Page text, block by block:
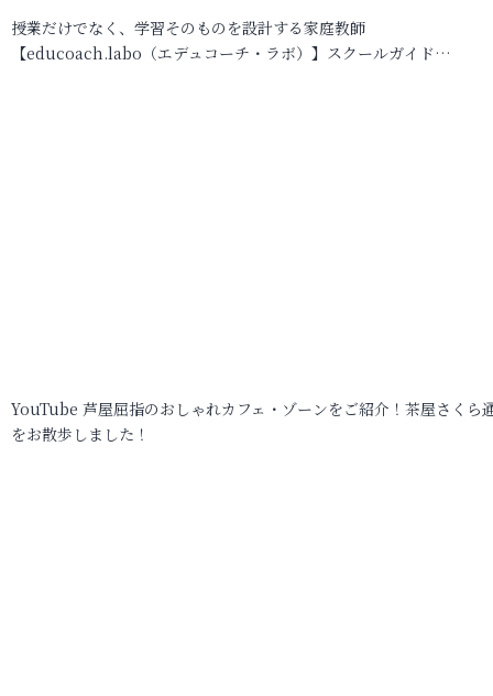
授業だけでなく、学習そのものを設計する家庭教師
【educoach.labo（エデュコーチ・ラボ）】スクールガイド…
YouTube 芦屋屈指のおしゃれカフェ・ゾーンをご紹介！茶屋さくら
をお散歩しました！